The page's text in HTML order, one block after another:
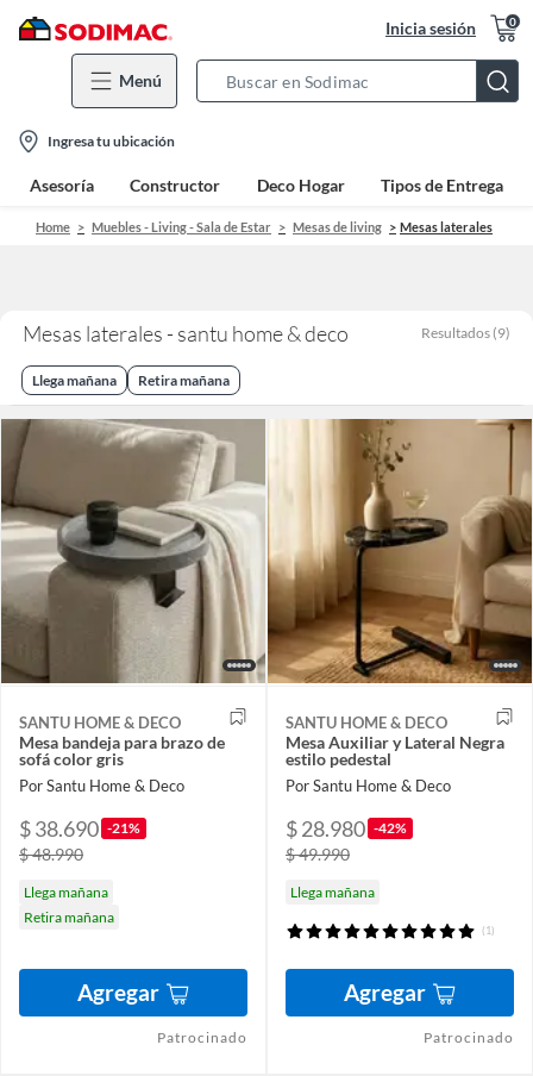
Inicia sesión 0
Menú
Bar
location-
icon
Ingresa tu ubicación
Asesoría Constructor Deco Hogar Tipos de Entrega
Home Muebles - Living - Sala de Estar Mesas de living Mesas laterales
Mesas laterales - santu home & deco Resultados (9)
Llega mañana Retira mañana
SANTU HOME & DECO
Mesa bandeja para brazo de
sofá color gris
Por Santu Home & Deco
$ 38.690 -21%
$ 48.990
Llega mañana
Retira mañana
Agregar
Patrocinado
SANTU HOME & DECO
Mesa Auxiliar y Lateral Negra
estilo pedestal
Por Santu Home & Deco
$ 28.980 -42%
$ 49.990
Llega mañana
(1)
Agregar
Patrocinado